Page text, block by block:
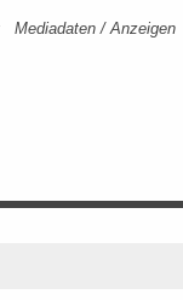
Mediadaten / Anzeigen